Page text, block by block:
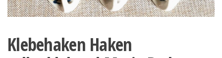
Klebehaken Haken